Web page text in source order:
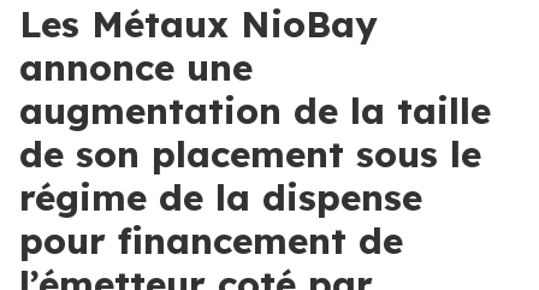
Les Métaux NioBay
annonce une
augmentation de la taille
de son placement sous le
régime de la dispense
pour financement de